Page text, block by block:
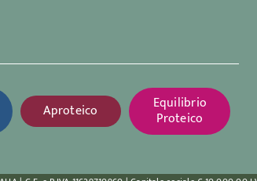
Aproteico Equilibrio
Proteico